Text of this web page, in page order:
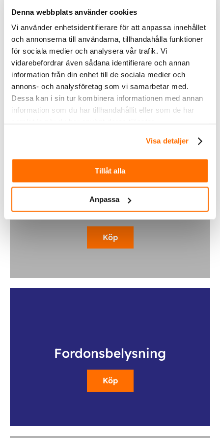
Denna webbplats använder cookies
Vi använder enhetsidentifierare för att anpassa innehållet
och annonserna till användarna, tillhandahålla funktioner
för sociala medier och analysera vår trafik. Vi
vidarebefordrar även sådana identifierare och annan
information från din enhet till de sociala medier och
annons- och analysföretag som vi samarbetar med.
Dessa kan i sin tur kombinera informationen med annan
information som du har tillhandahållit eller som de har
Visa detaljer
Tillåt alla
Anpassa
SLÄDE Mercedes XKlass SLÄDE Mercedes XKlass SLÄDE Mercedes XKlass SLÄDE
Mercedes XKlass SLÄDE Mercedes XKlass
Ytterligare information
Fordonsbelysning
Köp
Inom &
utomhusbelysning
Köp